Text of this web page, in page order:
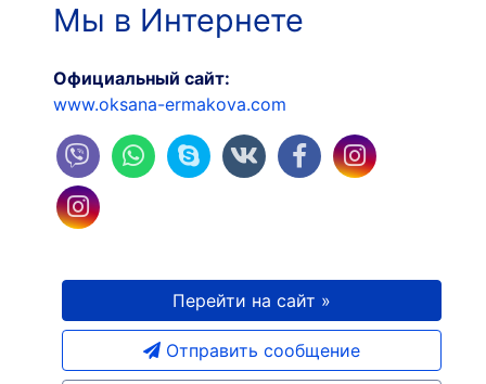
Мы в Интернете
Официальный сайт:
www.oksana-ermakova.com
Перейти на сайт »
Отправить сообщение